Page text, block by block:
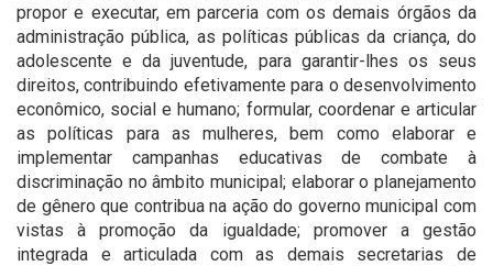
propor e executar, em parceria com os demais órgãos da
administração pública, as políticas públicas da criança, do
adolescente e da juventude, para garantir-lhes os seus
direitos, contribuindo efetivamente para o desenvolvimento
econômico, social e humano; formular, coordenar e articular
as políticas para as mulheres, bem como elaborar e
implementar campanhas educativas de combate à
discriminação no âmbito municipal; elaborar o planejamento
de gênero que contribua na ação do governo municipal com
vistas à promoção da igualdade; promover a gestão
integrada e articulada com as demais secretarias de